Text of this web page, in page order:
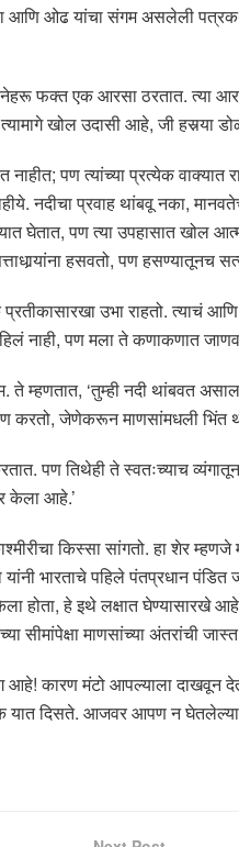
ओढ यांचा संगम असलेली
फक्त एक आरसा ठरतात. त्या
खोल उदासी आहे, जी हसर्‍या
पण त्यांच्या प्रत्येक वाक्यात
नदीचा प्रवाह थांबवू नका,
घेतात, पण त्या उपहासात खोल
हसवतो, पण हसण्यातूनच
प्रतीकासारखा उभा राहतो.
नाही, पण मला ते कणाकणात
म्हणतात, ‘तुम्ही नदी थांबवत
करतो, जेणेकरून माणसांमधली भिंत
पण तिथेही ते स्वतःच्याच व्यंगातून
केला आहे.’
किस्सा सांगतो. हा शेर
भारताचे पहिले पंतप्रधान
होता, हे इथे लक्षात घेण्यासारखे
माणसांच्या अंतरांची
आहे! कारण मंटो आपल्याला
यात दिसते. आजवर आपण न